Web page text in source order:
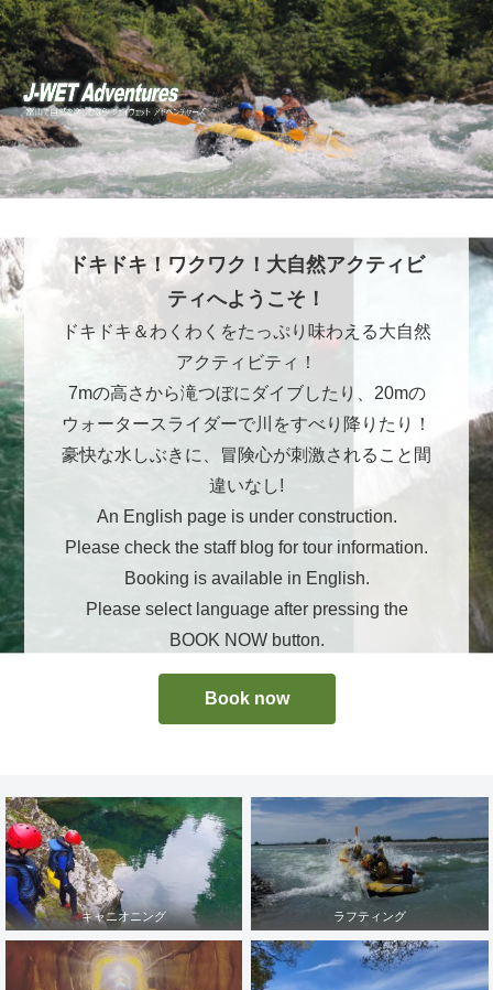
ドキドキ！ワクワク！大自然アクティビ
ティへようこそ！
ドキドキ＆わくわくをたっぷり味わえる大自然
アクティビティ！
7mの高さから滝つぼにダイブしたり、20mの
ウォータースライダーで川をすべり降りたり！
豪快な水しぶきに、冒険心が刺激されること間
違いなし!
An English page is under construction.
Please check the staff blog for tour information.
Booking is available in English.
Please select language after pressing the
BOOK NOW button.
Book now
キャニオニング ラフティング